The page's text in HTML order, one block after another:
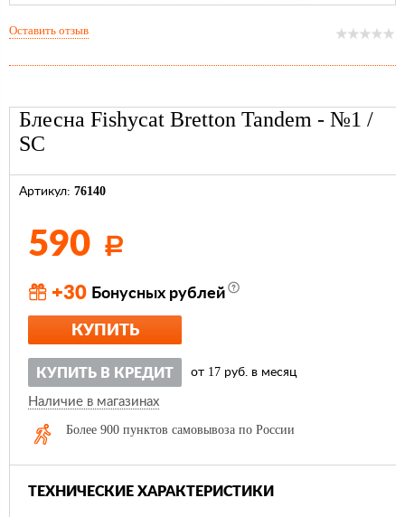
Блесна Fishycat Bretton Tandem - №1 /
SC
Артикул: 76140
590 Р
+30 Бонусных рублей
КУПИТЬ
КУПИТЬ В КРЕДИТ от 17 руб. в месяц
Наличие в магазинах
Более 900 пунктов самовывоза по России
ТЕХНИЧЕСКИЕ ХАРАКТЕРИСТИКИ
Оставить отзыв